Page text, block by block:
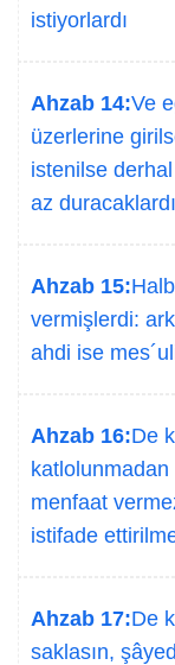
istiyorlardı
Ahzab 14:Ve
üzerlerine
istenilse
az duracaklardı
Ahzab 15:
vermişlerdi:
ahdi ise
Ahzab 16:De
katlolunmadan
menfaat
istifade
Ahzab 17:De
saklasın,